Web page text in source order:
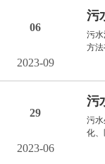
06
2023-09
污
污
方
29
2023-06
污
污
化